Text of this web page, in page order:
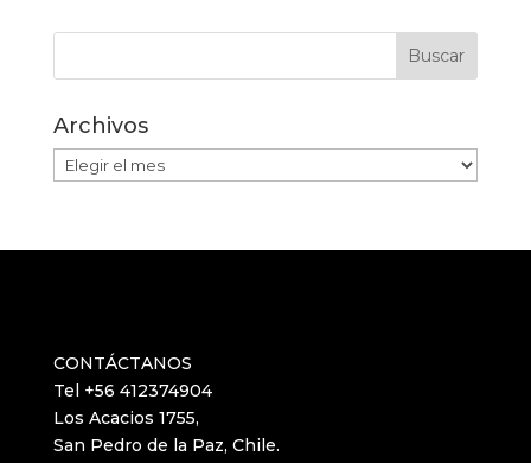
Archivos
Archivos
CONTÁCTANOS
Tel +56 412374904
Los Acacios 1755,
San Pedro de la Paz, Chile.